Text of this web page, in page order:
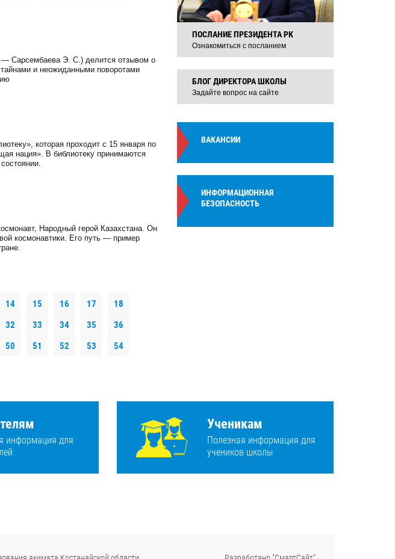
— Сарсембаева Э. С.) делится отзывом о
и неожиданными поворотами
которая проходит с 15 января по
нация». В библиотеку принимаются
Народный герой Казахстана. Он
космонавтики. Его путь — пример
14 15 16 17
18
32 33 34 35
36
50 51 52 53
54
ПОСЛАНИЕ ПРЕЗИДЕНТА РК
Ознакомиться с посланием
БЛОГ ДИРЕКТОРА ШКОЛЫ
Задайте вопрос на сайте
ВАКАНСИИ
ИНФОРМАЦИОННАЯ
БЕЗОПАСНОСТЬ
информация для
Ученикам
Полезная информация для
учеников школы